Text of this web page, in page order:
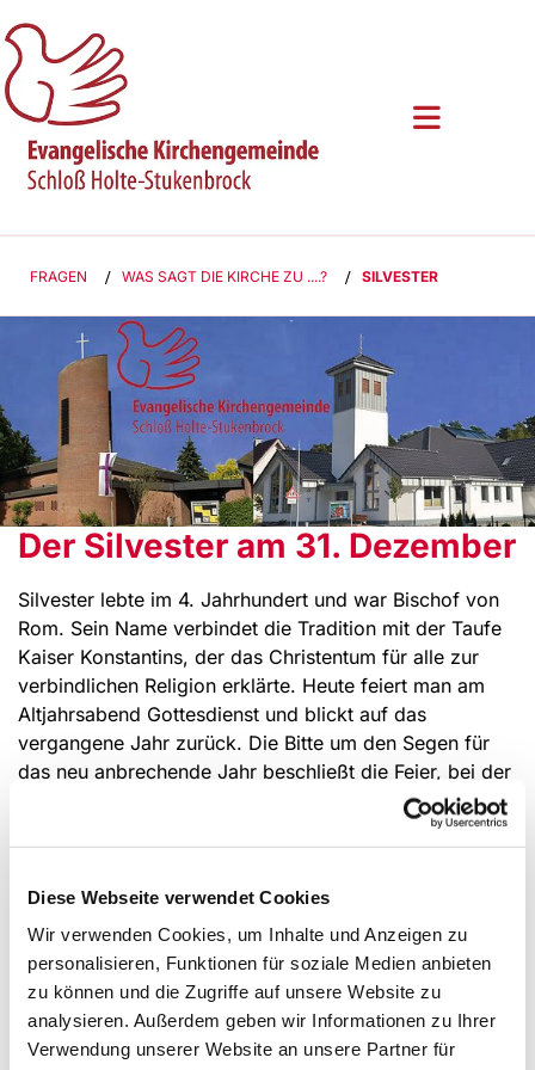
Diese Webseite verwendet Cookies
Wir verwenden Cookies, um Inhalte und Anzeigen zu
personalisieren, Funktionen für soziale Medien anbieten
zu können und die Zugriffe auf unsere Website zu
analysieren. Außerdem geben wir Informationen zu Ihrer
Verwendung unserer Website an unsere Partner für
FRAGEN / WAS SAGT DIE KIRCHE ZU ....? / SILVESTER
Der Silvester am 31. Dezember
Silvester lebte im 4. Jahrhundert und war Bischof von
Rom. Sein Name verbindet die Tradition mit der Taufe
Kaiser Konstantins, der das Christentum für alle zur
verbindlichen Religion erklärte. Heute feiert man am
Altjahrsabend Gottesdienst und blickt auf das
vergangene Jahr zurück. Die Bitte um den Segen für
das neu anbrechende Jahr beschließt die Feier, bei der
die Jahreslosung oftmals in der Predigt ausgelegt wird.
Das Silvesterfest am 31. Dezember markiert den
Jahr und geht somit - entgegen seiner Namensgebung
Letztere Komponente ist eher peripher: Silvester erhielt
seine Bezeichnung als Gedächtnistag Papst Silvesters,
der seit 314 römischer Bischof war, am 31.12.335
verstarb und der Legende nach Täufer Konstantins I.
war. Obwohl dieser Kaiser eine entscheidende Wende